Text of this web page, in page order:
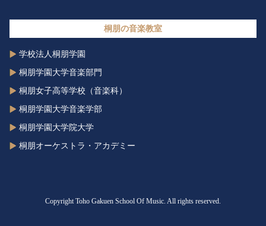
桐朋の音楽教室
学校法人桐朋学園
桐朋学園大学音楽部門
桐朋女子高等学校（音楽科）
桐朋学園大学音楽学部
桐朋学園大学院大学
桐朋オーケストラ・アカデミー
Copyright Toho Gakuen School Of Music. All rights reserved.